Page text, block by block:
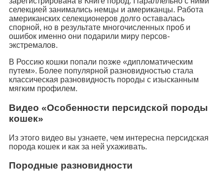
селекцией занимались немцы и американцы. Работа
американских селекционеров долго оставалась
спорной, но в результате многочисленных проб и
ошибок именно они подарили миру персов-
экстремалов.
В Россию кошки попали позже «дипломатическим
путем». Более популярной разновидностью стала
классическая разновидность породы с изысканным
мягким профилем.
Видео «Особенности персидской породы
кошек»
Из этого видео вы узнаете, чем интересна персидская
порода кошек и как за ней ухаживать.
Породные разновидности